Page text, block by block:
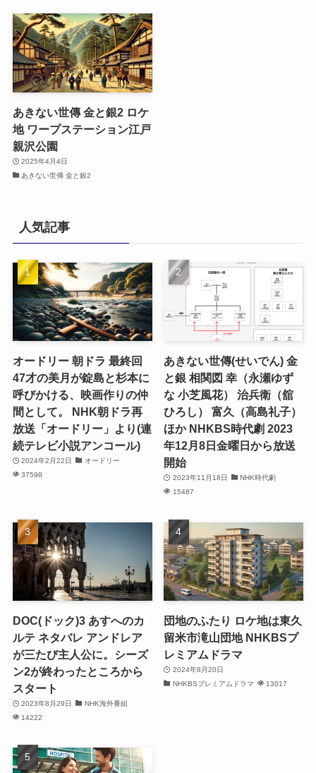
あきない世傳 金と銀2 ロケ
地 ワープステーション江戸
親沢公園
2025年4月4日
あきない世傳 金と銀2
人気記事
オードリー 朝ドラ 最終回
47才の美月が錠島と杉本に
呼びかける、映画作りの仲
間として。 NHK朝ドラ再
放送「オードリー」より(連
続テレビ小説アンコール)
2024年2月22日
オードリー
37598
あきない世傳(せいでん) 金
と銀 相関図 幸（永瀬ゆず
な 小芝風花） 治兵衛（舘
ひろし） 富久（高島礼子）
ほか NHKBS時代劇 2023
年12月8日金曜日から放送
開始
2023年11月18日
NHK時代劇
15487
DOC(ドック)3 あすへのカ
ルテ ネタバレ アンドレア
が三たび主人公に。シーズ
ン2が終わったところから
スタート
2023年8月29日
NHK海外番組
14222
団地のふたり ロケ地は東久
留米市滝山団地 NHKBSプ
レミアムドラマ
2024年8月20日
NHKBSプレミアムドラマ
13017